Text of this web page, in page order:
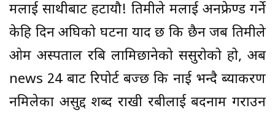
मलाई साथीबाट हटायौ! तिमीले मलाई अनफ्रेण्ड गर्ने
केहि दिन अघिको घटना याद छ कि छैन जब तिमीले
ओम अस्पताल रबि लामिछानेको ससुरोको हो, अब
news 24 बाट रिपोर्ट बज्छ कि नाई भन्दै ब्याकरण
नमिलेका असुद्द शब्द राखी रबीलाई बदनाम गराउन